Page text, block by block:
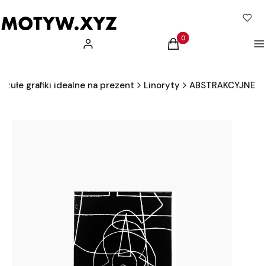
Zaloguj się Produkty w koszyku: 0.
Koszyk
grafiki idealne na prezent Linoryty ABSTRAKCYJNE